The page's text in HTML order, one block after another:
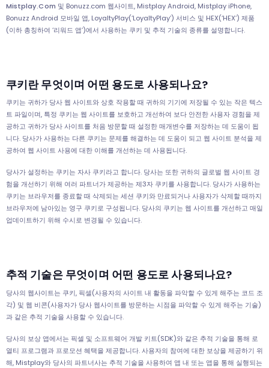
Mistplay.com 및 Bonuzz.com 웹사이트, Mistplay Android, Mistplay iPhone,
Bonuzz Android 모바일 앱, LoyaltyPlay(‘LoyaltyPlay’) 서비스 및 HEX(‘HEX’) 제품
(이하 총칭하여 ‘리워드 앱’)에서 사용하는 쿠키 및 추적 기술의 종류를 설명합니다.
쿠키란 무엇이며 어떤 용도로 사용되나요?
쿠키는 귀하가 당사 웹 사이트와 상호 작용할 때 귀하의 기기에 저장될 수 있는 작은 텍스
트 파일이며, 특정 쿠키는 웹 사이트를 보호하고 개선하여 보다 안전한 사용자 경험을 제
공하고 귀하가 당사 사이트를 처음 방문할 때 설정한 매개변수를 저장하는 데 도움이 됩
니다. 당사가 사용하는 다른 쿠키는 문제를 해결하는 데 도움이 되고 웹 사이트 분석을 제
공하여 웹 사이트 사용에 대한 이해를 개선하는 데 사용됩니다.
당사가 설정하는 쿠키는 자사 쿠키라고 합니다. 당사는 또한 귀하의 글로벌 웹 사이트 경
험을 개선하기 위해 여러 파트너가 제공하는 제3자 쿠키를 사용합니다. 당사가 사용하는
쿠키는 브라우저를 종료할 때 삭제되는 세션 쿠키와 만료되거나 사용자가 삭제할 때까지
브라우저에 남아있는 영구 쿠키로 구성됩니다. 당사의 쿠키는 웹 사이트를 개선하고 매일
업데이트하기 위해 수시로 변경될 수 있습니다.
추적 기술은 무엇이며 어떤 용도로 사용되나요?
당사의 웹사이트는 쿠키, 픽셀(사용자의 사이트 내 활동을 파악할 수 있게 해주는 코드 조
각) 및 웹 비콘(사용자가 당사 웹사이트를 방문하는 시점을 파악할 수 있게 해주는 기술)
과 같은 추적 기술을 사용할 수 있습니다.
당사의 보상 앱에서는 픽셀 및 소프트웨어 개발 키트(SDK)와 같은 추적 기술을 통해 로
열티 프로그램과 프로모션 혜택을 제공합니다. 사용자의 참여에 대한 보상을 제공하기 위
해, Mistplay와 당사의 파트너사는 추적 기술을 사용하여 앱 내 또는 앱을 통해 실행되는